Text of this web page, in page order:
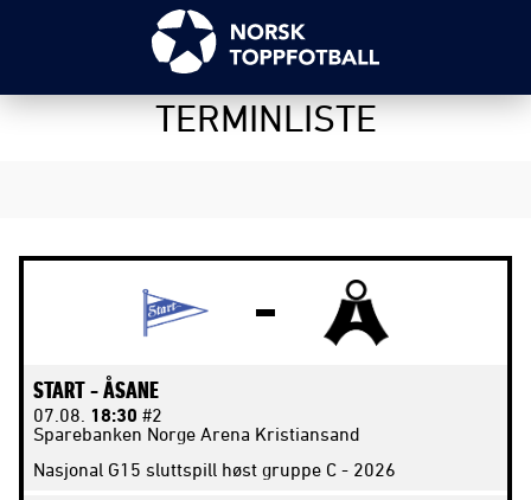
TERMINLISTE
START -ÅSANE
07.08. 18:30 #2
Sparebanken Norge Arena Kristiansand
Nasjonal G15 sluttspill høst gruppe C - 2026